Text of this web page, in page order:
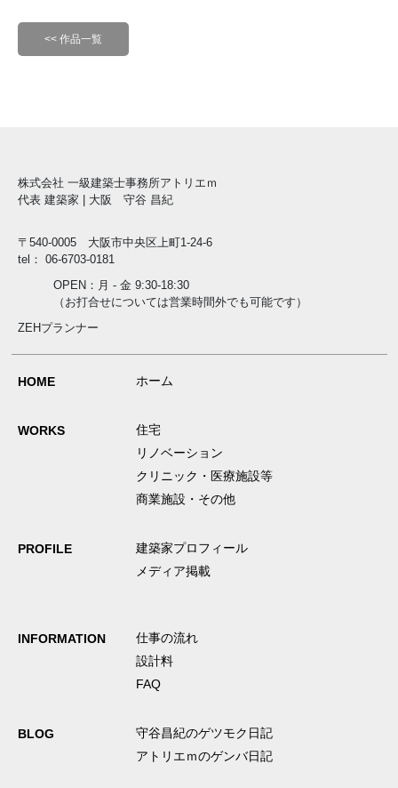
<< 作品一覧
株式会社 一級建築士事務所アトリエｍ
代表 建築家 | 大阪 守谷 昌紀
〒540-0005 大阪市中央区上町1-24-6
tel： 06-6703-0181
OPEN：月 - 金 9:30-18:30
（お打合せについては営業時間外でも可能です）
ZEHプランナー
HOME ホーム
WORKS
住宅
リノベーション
クリニック・医療施設等
商業施設・その他
PROFILE
建築家プロフィール
メディア掲載
INFORMATION
仕事の流れ
設計料
FAQ
BLOG
守谷昌紀のゲツモク日記
アトリエｍのゲンバ日記